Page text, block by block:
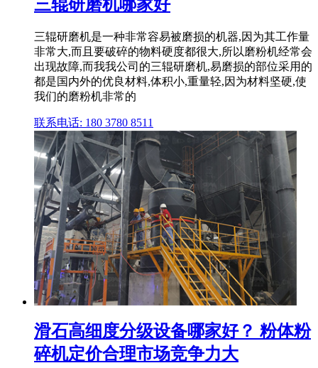
三辊研磨机哪家好
三辊研磨机是一种非常容易被磨损的机器,因为其工作量
非常大,而且要破碎的物料硬度都很大,所以磨粉机经常会
出现故障,而我我公司的三辊研磨机,易磨损的部位采用的
都是国内外的优良材料,体积小,重量轻,因为材料坚硬,使
我们的磨粉机非常的
联系电话: 180 3780 8511
滑石高细度分级设备哪家好？ 粉体粉
碎机定价合理市场竞争力大